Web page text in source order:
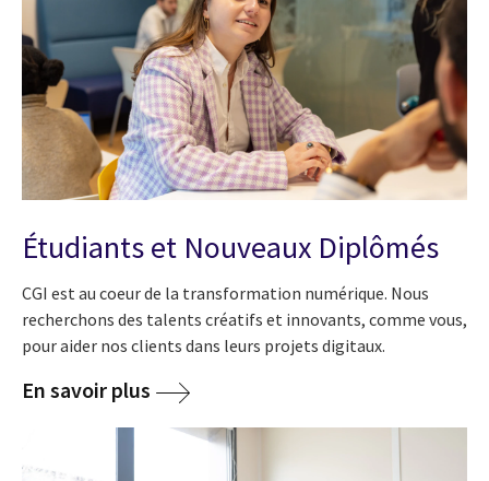
Étudiants et Nouveaux Diplômés
CGI est au coeur de la transformation numérique. Nous
recherchons des talents créatifs et innovants, comme vous,
pour aider nos clients dans leurs projets digitaux.
En savoir plus